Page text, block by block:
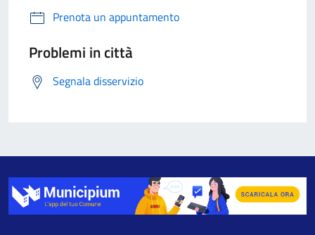
Prenota un appuntamento
Problemi in città
Segnala disservizio